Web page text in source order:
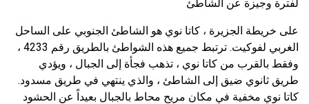
لفترة وجيزة عن الشاطئ
على خريطة الجزيرة ، كاتا نوي هو الشاطئ الجنوبي على الساحل
الغربي لفوكيت. ترتبط جميع هذه الشواطئ بالطريق رقم 4233 ،
وفقط بالقرب من كاتا نوي ، تذهب فجأة إلى الجبال ، ويؤدي
طريق ثانوي ضيق إلى الشاطئ ، والذي ينتهي في طريق مسدود.
كاتا نوي مخفية في مكان مريح محاط بالجبال بعيداً عن الحشود